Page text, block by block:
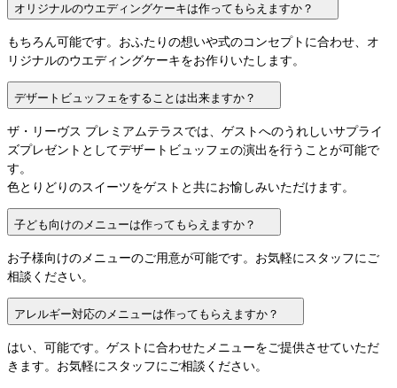
オリジナルのウエディングケーキは作ってもらえますか？
もちろん可能です。おふたりの想いや式のコンセプトに合わせ、オ
リジナルのウエディングケーキをお作りいたします。
デザートビュッフェをすることは出来ますか？
ザ・リーヴス プレミアムテラスでは、ゲストへのうれしいサプライ
ズプレゼントとしてデザートビュッフェの演出を行うことが可能で
す。
色とりどりのスイーツをゲストと共にお愉しみいただけます。
子ども向けのメニューは作ってもらえますか？
お子様向けのメニューのご用意が可能です。お気軽にスタッフにご
相談ください。
アレルギー対応のメニューは作ってもらえますか？
はい、可能です。ゲストに合わせたメニューをご提供させていただ
きます。お気軽にスタッフにご相談ください。